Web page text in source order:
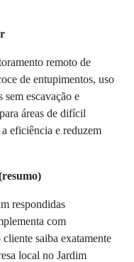
remoto de
de entupimentos, uso
escavação e
áreas de difícil
a eficiência e reduzem
respondidas
com
saiba exatamente
local no Jardim